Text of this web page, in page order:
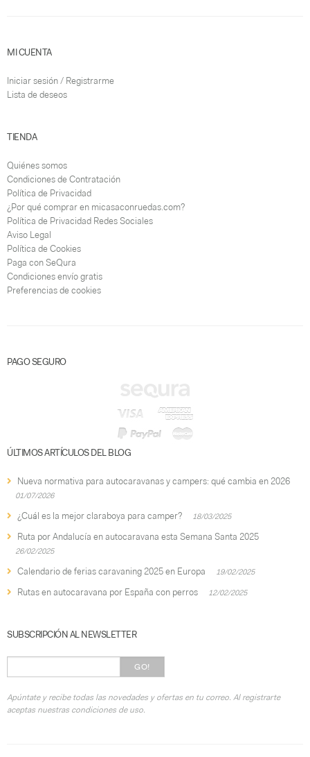
MI CUENTA
Iniciar sesión / Registrarme
Lista de deseos
TIENDA
Quiénes somos
Condiciones de Contratación
Política de Privacidad
¿Por qué comprar en micasaconruedas.com?
Política de Privacidad Redes Sociales
Aviso Legal
Política de Cookies
Paga con SeQura
Condiciones envío gratis
Preferencias de cookies
PAGO SEGURO
ÚLTIMOS ARTÍCULOS DEL BLOG
Nueva normativa para autocaravanas y campers: qué cambia en 2026
01/07/2026
¿Cuál es la mejor claraboya para camper? 18/03/2025
Ruta por Andalucía en autocaravana esta Semana Santa 2025
26/02/2025
Calendario de ferias caravaning 2025 en Europa 19/02/2025
Rutas en autocaravana por España con perros 12/02/2025
SUBSCRIPCIÓN AL NEWSLETTER
GO!
Apúntate y recibe todas las novedades y ofertas en tu correo. Al registrarte
aceptas nuestras condiciones de uso.